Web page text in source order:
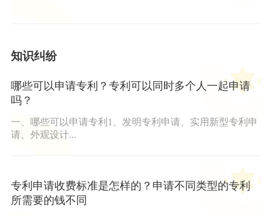
知识纠纷
哪些可以申请专利？专利可以同时多个人一起申请
吗？
一、哪些可以申请专利1、发明专利申请、实用新型专利申
请、外观设计...
专利申请收费标准是怎样的？申请不同类型的专利
所需要的钱不同